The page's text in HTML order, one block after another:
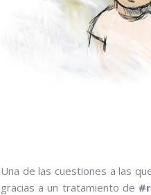
Una de las cuestiones a las
gracias a un tratamiento de